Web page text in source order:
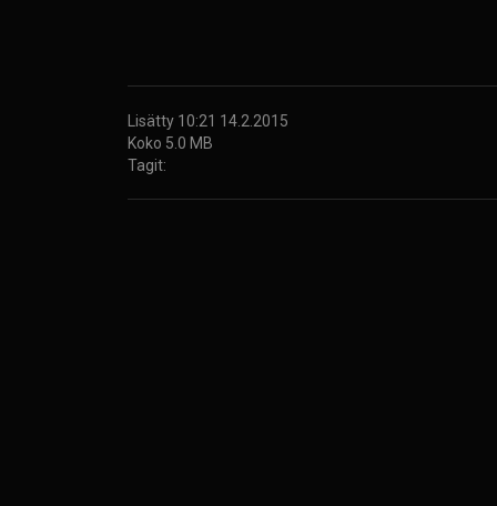
Lisätty 10:21 14.2.2015
Koko 5.0 MB
Tagit: